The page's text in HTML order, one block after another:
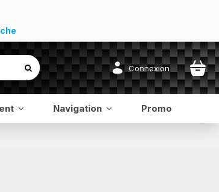
Connexion
Navigation Promo